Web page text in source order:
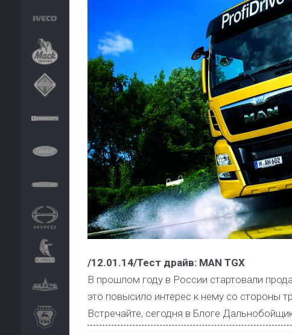
/12.01.14/Тест драйв: MAN TGX
В прошлом году в России стартовали
это повысило интерес к нему со стороны
Встречайте, сегодня в Блоге